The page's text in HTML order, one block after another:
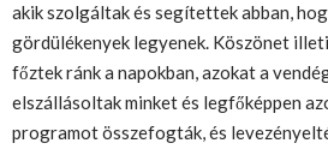
akik szolgáltak és segítettek abban,
gördülékenyek legyenek. Köszönet
főztek ránk a napokban, azokat a
elszállásoltak minket és legfőképpen
programot összefogták, és